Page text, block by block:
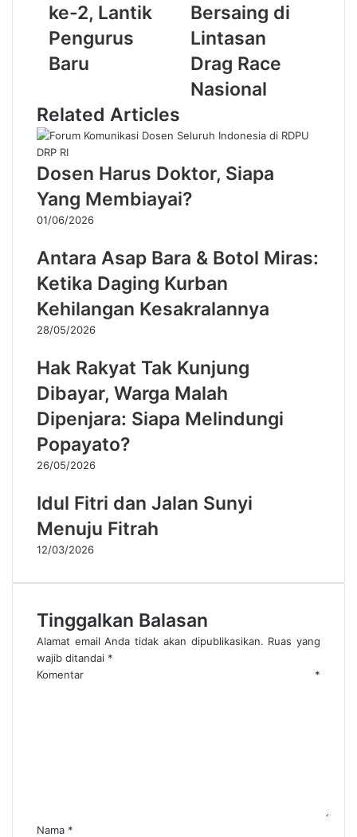
ke-2, Lantik
Pengurus
Baru
Bersaing di
Lintasan
Drag Race
Nasional
Related Articles
Dosen Harus Doktor, Siapa
Yang Membiayai?
01/06/2026
Antara Asap Bara & Botol Miras:
Ketika Daging Kurban
Kehilangan Kesakralannya
28/05/2026
Hak Rakyat Tak Kunjung
Dibayar, Warga Malah
Dipenjara: Siapa Melindungi
Popayato?
26/05/2026
Idul Fitri dan Jalan Sunyi
Menuju Fitrah
12/03/2026
Tinggalkan Balasan
Alamat email Anda tidak akan dipublikasikan. Ruas yang
wajib ditandai *
Komentar *
Nama *